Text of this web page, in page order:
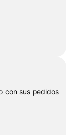
con sus pedidos